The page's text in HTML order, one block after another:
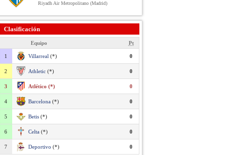
Riyadh Air Metropolitano (Madrid)
Clasificación
Equipo Pt
1 Villarreal (*) 0
2 Athletic (*) 0
3 Atlético (*) 0
4 Barcelona (*) 0
5 Betis (*) 0
6 Celta (*) 0
7 Deportivo (*) 0